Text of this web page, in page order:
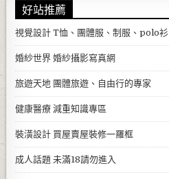
好站推薦
視覺設計 T恤、團體服、制服、polo衫
婚紗世界 婚紗攝影寫真網
旅遊天地 團體旅遊、自由行的專家
健康醫療 減重知識專區
裝潢設計 買屋賣屋裝修一羅框
成人話題 未滿18請勿進入